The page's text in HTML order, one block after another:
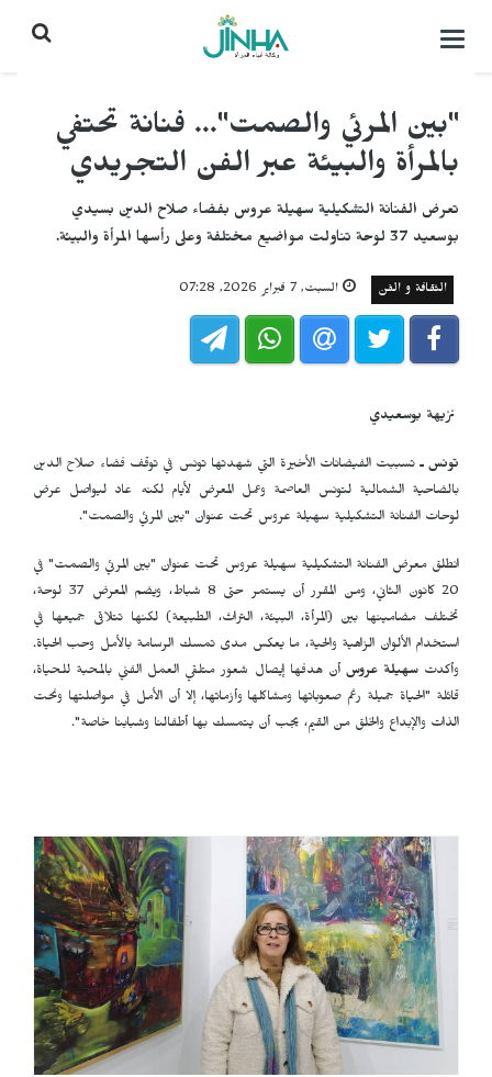
التحكم
"بين المرئي والصمت"... فنانة تحتفي
بالمرأة والبيئة عبر الفن التجريدي
تعرض الفنانة التشكيلية سهيلة عروس بفضاء صلاح الدين بسيدي
بوسعيد 37 لوحة تناولت مواضيع مختلفة وعلى رأسها المرأة والبيئة.
الثقافة و الفن السبت, 7 فبراير 2026, 07:28
نزيهة بوسعيدي
تونس ـ تسببت الفيضانات الأخيرة التي شهدتها تونس في توقف فضاء صلاح الدين
بالضاحية الشمالية لتونس العاصمة وعمل المعرض لأيام لكنه عاد ليواصل عرض
لوحات الفنانة التشكيلية سهيلة عروس تحت عنوان "بين المرئي والصمت".
انطلق معرض الفنانة التشكيلية سهيلة عروس تحت عنوان "بين المرئي والصمت" في
20 كانون الثاني، ومن المقرر أن يستمر حتى 8 شباط، ويضم المعرض 37 لوحة،
تختلف مضامينها بين (المرأة، البيئة، التراث، الطبيعة) لكنها تتلاقى جميعها في
استخدام الألوان الزاهية والحية، ما يعكس مدى تمسك الرسامة بالأمل وحب الحياة.
وأكدتسهيلة عروس أن هدفها إيصال شعور متلقي العمل الفني بالمحبة للحياة،
قائلة "الحياة جميلة رغم صعوباتها ومشاكلها وأزماتها، إلا أن الأمل في مواصلتها ونحت
الذات والإبداع والخلق من القيم، يجب أن يتمسك بها أطفالنا وشبابنا خاصة".